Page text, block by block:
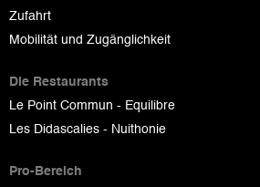
Zufahrt
Mobilität und Zugänglichkeit
Die Restaurants
Le Point Commun - Equilibre
Les Didascalies - Nuithonie
Pro-Bereich